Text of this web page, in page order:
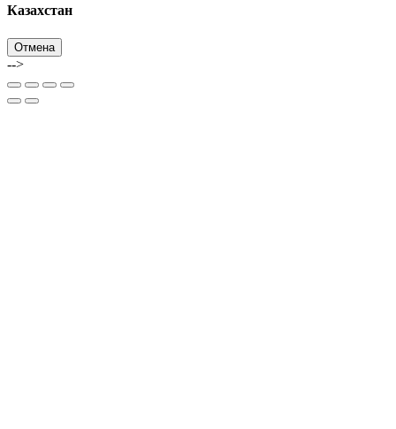
Казахстан
Отмена
-->